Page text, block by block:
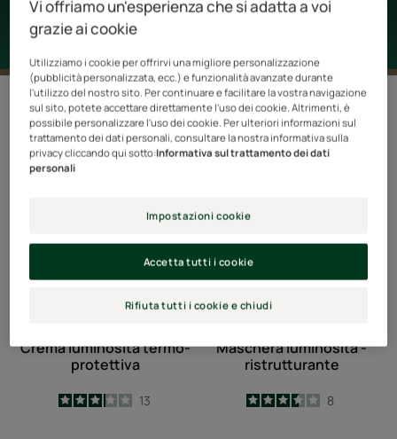
3 risultati "Color Glow"
Crema
luminosità
NUOVO
Crema luminosità termo-
protettiva
3.2
/5
13
Maschera
NUOVO
Maschera luminosità -
ristrutturante
3.5
/5
8
Vi offriamo un'esperienza che si adatta a voi
grazie ai cookie
Utilizziamo i cookie per offrirvi una migliore personalizzazione
(pubblicità personalizzata, ecc.) e funzionalità avanzate durante
l'utilizzo del nostro sito. Per continuare e facilitare la vostra navigazione
sul sito, potete accettare direttamente l'uso dei cookie. Altrimenti, è
possibile personalizzare l'uso dei cookie. Per ulteriori informazioni sul
trattamento dei dati personali, consultare la nostra informativa sulla
privacy cliccando qui sotto:Informativa sul trattamento dei dati
personali
Impostazioni cookie
Rifiuta tutti i cookie e chiudi
Accetta tutti i cookie